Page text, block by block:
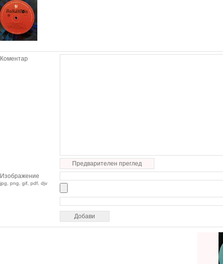
Коментар
Предварителен преглед
Изображение
jpg, png, gif, pdf, djv